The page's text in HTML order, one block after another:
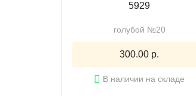
5929
голубой №20
300.00 р.
В наличии на складе